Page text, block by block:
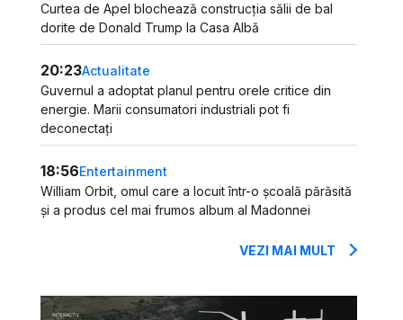
Curtea de Apel blochează construcția sălii de bal
dorite de Donald Trump la Casa Albă
20:23Actualitate
Guvernul a adoptat planul pentru orele critice din
energie. Marii consumatori industriali pot fi
deconectați
18:56Entertainment
William Orbit, omul care a locuit într-o școală părăsită
și a produs cel mai frumos album al Madonnei
VEZI MAI MULT